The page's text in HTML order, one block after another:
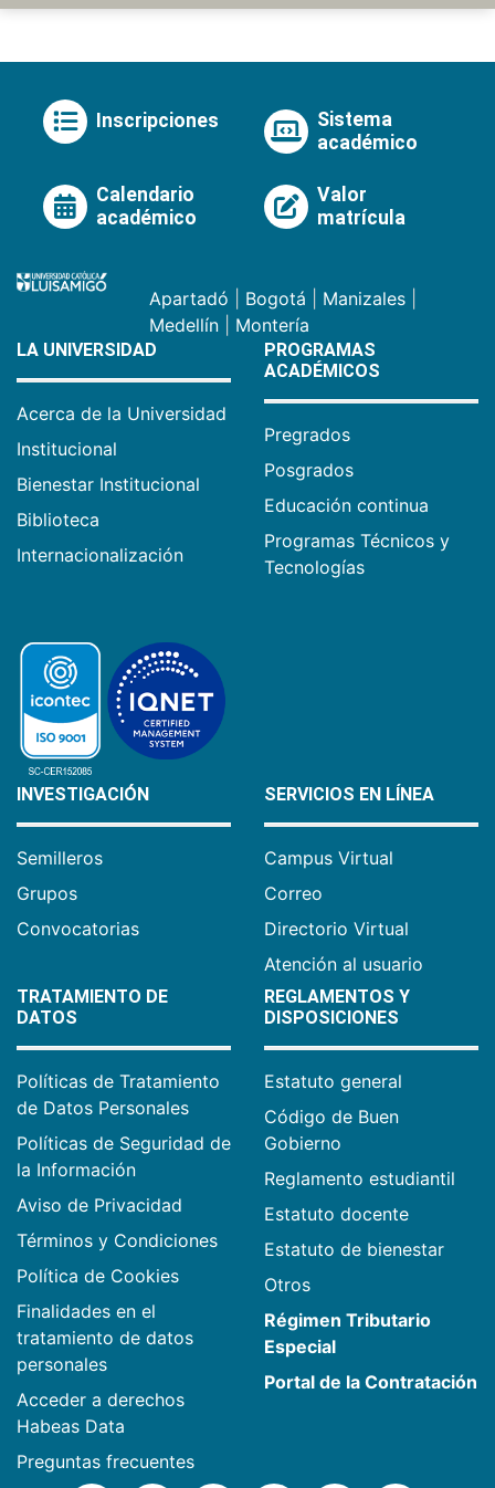
Inscripciones
Sistema
académico
Calendario
académico
Valor
matrícula
Apartadó Bogotá Manizales
Medellín
Montería
LA UNIVERSIDAD
Acerca de la Universidad
Institucional
Bienestar Institucional
Biblioteca
Internacionalización
PROGRAMAS
ACADÉMICOS
Pregrados
Posgrados
Educación continua
Programas Técnicos y
Tecnologías
INVESTIGACIÓN
Semilleros
Grupos
Convocatorias
SERVICIOS EN LÍNEA
Campus Virtual
Correo
Directorio Virtual
Atención al usuario
TRATAMIENTO DE
DATOS
Políticas de Tratamiento
de Datos Personales
Políticas de Seguridad de
la Información
Aviso de Privacidad
Términos y Condiciones
Política de Cookies
Finalidades en el
tratamiento de datos
personales
Acceder a derechos
Habeas Data
Preguntas frecuentes
REGLAMENTOS Y
DISPOSICIONES
Estatuto general
Código de Buen
Gobierno
Reglamento estudiantil
Estatuto docente
Estatuto de bienestar
Otros
Régimen Tributario
Especial
Portal de la Contratación